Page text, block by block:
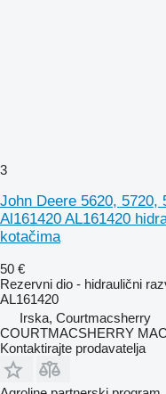
3
John Deere 5620, 5720,
Al161420 AL161420
kotačima
50 €
Rezervni dio - hidraulični
AL161420
Irska, Courtmacsherry
COURTMACSHERRY
Kontaktirajte prodavatelja